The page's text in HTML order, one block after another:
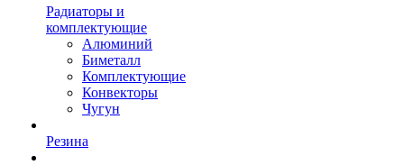
Радиаторы и
комплектующие
Алюминий
Биметалл
Комплектующие
Конвекторы
Чугун
Резина